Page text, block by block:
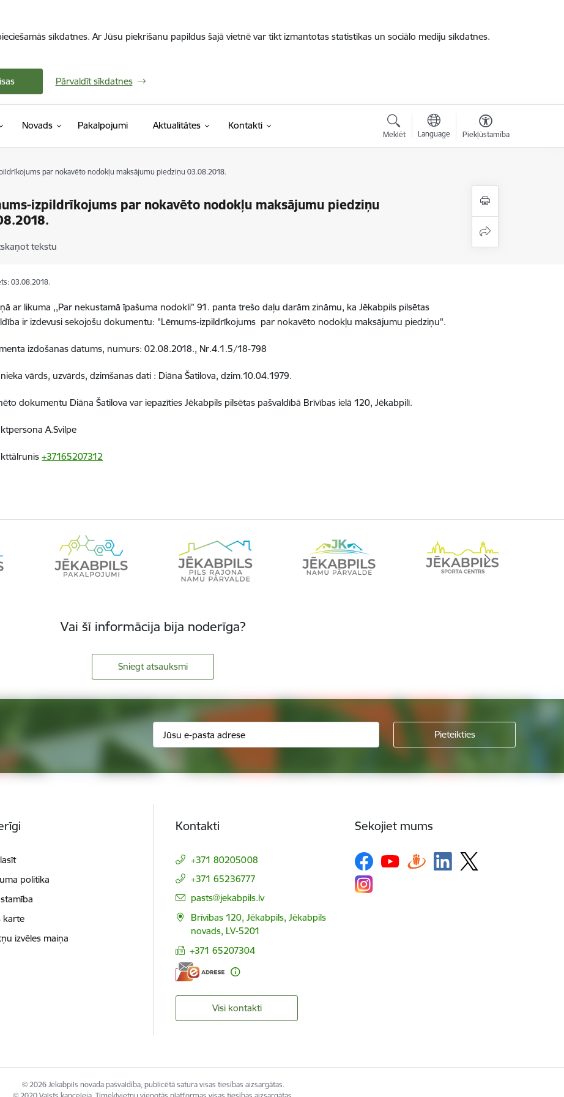
sīkdatnes. Ar Jūsu piekrišanu papildus šajā vietnē var tikt izmantotas statistikas un sociālo mediju sīkdatnes.
Pārvaldīt sīkdatnes
Novads Pakalpojumi Aktualitātes Kontakti
Meklēt Language Piekļūstamība
par nokavēto nodokļu maksājumu piedziņu 03.08.2018.
izpildrīkojums par nokavēto nodokļu maksājumu piedziņu
tekstu
03.08.2018.
ar likuma ,,Par nekustamā īpašuma nodokli” 91. panta trešo daļu darām zināmu, ka Jēkabpils pilsētas
ir izdevusi sekojošu dokumentu: "Lēmums-izpildrīkojums par nokavēto nodokļu maksājumu piedziņu".
izdošanas datums, numurs: 02.08.2018., Nr.4.1.5/18-798
vārds, uzvārds, dzimšanas dati : Diāna Šatilova, dzim.10.04.1979.
dokumentu Diāna Šatilova var iepazīties Jēkabpils pilsētas pašvaldībā Brīvības ielā 120, Jēkabpilī.
A.Svilpe
+37165207312
Vai šī informācija bija noderīga?
Sniegt atsauksmi
politika
karte
izvēles maiņa
Kontakti
+371 80205008
+371 65236777
E-pasts:
pasts@jekabpils.lv
Brīvības 120, Jēkabpils, Jēkabpils
novads, LV-5201
+371 65207304
Visi kontakti
Sekojiet mums
© 2026 Jekabpils novada pašvaldība, publicētā satura visas tiesības aizsargātas.